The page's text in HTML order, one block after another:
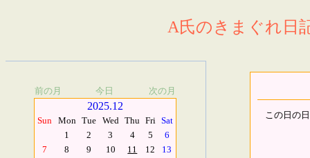
A氏のきまぐれ日
前の月 今日 次の月
2025.12
Sun Mon Tue Wed Thu Fri Sat
1
2 3 4 5
6
7
8 9 10 11 12
13
この日の